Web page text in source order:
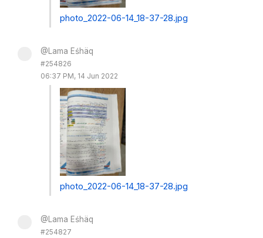
photo_2022-06-14_18-37-28.jpg
@Lama Eśhäq
#254826
06:37 PM, 14 Jun 2022
photo_2022-06-14_18-37-28.jpg
@Lama Eśhäq
#254827